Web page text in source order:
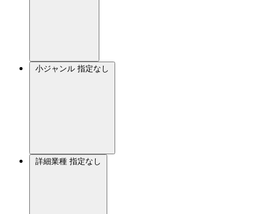
小ジャンル 指定なし
詳細業種 指定なし